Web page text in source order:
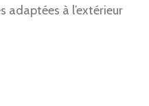
adaptées à l’extérieur